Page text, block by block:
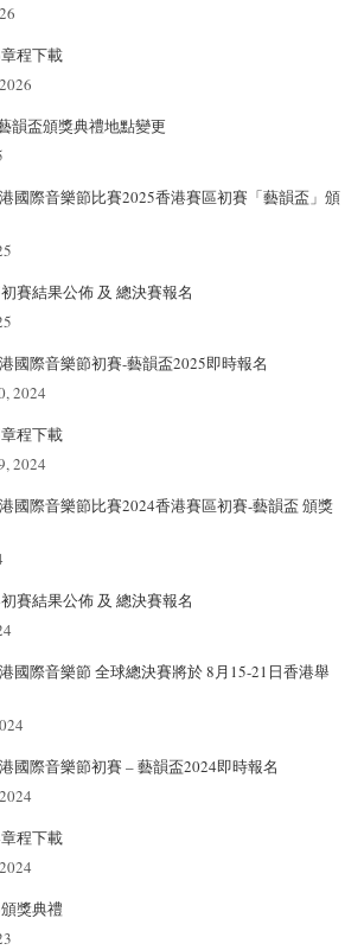
程下載
韻盃頒獎典禮地點變更
國際音樂節比賽2025香港賽區初賽「藝韻盃」頒
賽結果公佈 及 總決賽報名
國際音樂節初賽-藝韻盃2025即時報名
2024
程下載
2024
國際音樂節比賽2024香港賽區初賽-藝韻盃 頒獎
賽結果公佈 及 總決賽報名
國際音樂節 全球總決賽將於 8月15-21日香港舉
國際音樂節初賽 – 藝韻盃2024即時報名
程下載
獎典禮